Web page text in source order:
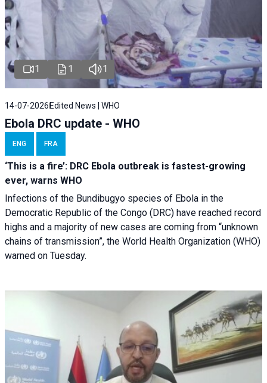
1 1 1
14-07-2026 Edited News | WHO
Ebola DRC update - WHO
ENG FRA
‘This is a fire’: DRC Ebola outbreak is fastest-growing
ever, warns WHO
Infections of the Bundibugyo species of Ebola in the
Democratic Republic of the Congo (DRC) have reached record
highs and a majority of new cases are coming from “unknown
chains of transmission”, the World Health Organization (WHO)
warned on Tuesday.